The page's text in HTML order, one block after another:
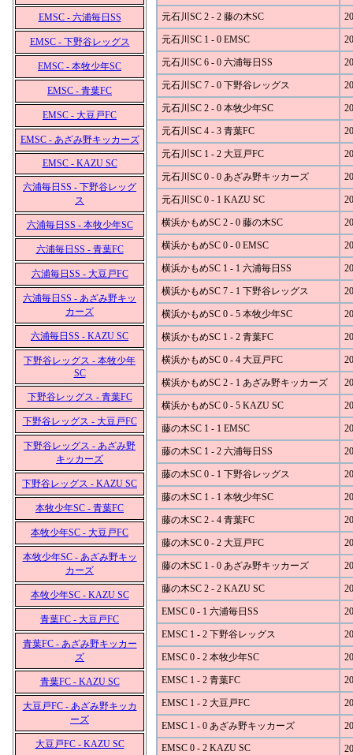
EMSC - 六浦毎日SS
EMSC - 下野谷レッグス
EMSC - 本牧少年SC
EMSC - 青葉FC
EMSC - 大豆戸FC
EMSC - あざみ野キッカーズ
EMSC - KAZU SC
六浦毎日SS - 下野谷レッグ
ス
六浦毎日SS - 本牧少年SC
六浦毎日SS - 青葉FC
六浦毎日SS - 大豆戸FC
六浦毎日SS - あざみ野キッ
カーズ
六浦毎日SS - KAZU SC
下野谷レッグス - 本牧少年
SC
下野谷レッグス - 青葉FC
下野谷レッグス - 大豆戸FC
下野谷レッグス - あざみ野
キッカーズ
下野谷レッグス - KAZU SC
本牧少年SC - 青葉FC
本牧少年SC - 大豆戸FC
本牧少年SC - あざみ野キッ
カーズ
本牧少年SC - KAZU SC
青葉FC - 大豆戸FC
青葉FC - あざみ野キッカー
ズ
青葉FC - KAZU SC
大豆戸FC - あざみ野キッカ
ーズ
大豆戸FC - KAZU SC
元石川SC 2 - 2 藤の木SC
元石川SC 1 - 0 EMSC
元石川SC 6 - 0 六浦毎日SS
元石川SC 7 - 0 下野谷レッグス
元石川SC 2 - 0 本牧少年SC
元石川SC 4 - 3 青葉FC
元石川SC 1 - 2 大豆戸FC
元石川SC 0 - 0 あざみ野キッカーズ
元石川SC 0 - 1 KAZU SC
横浜かもめSC 2 - 0 藤の木SC
横浜かもめSC 0 - 0 EMSC
横浜かもめSC 1 - 1 六浦毎日SS
横浜かもめSC 7 - 1 下野谷レッグス
横浜かもめSC 0 - 5 本牧少年SC
横浜かもめSC 1 - 2 青葉FC
横浜かもめSC 0 - 4 大豆戸FC
横浜かもめSC 2 - 1 あざみ野キッカーズ
横浜かもめSC 0 - 5 KAZU SC
藤の木SC 1 - 1 EMSC
藤の木SC 1 - 2 六浦毎日SS
藤の木SC 0 - 1 下野谷レッグス
藤の木SC 1 - 1 本牧少年SC
藤の木SC 2 - 4 青葉FC
藤の木SC 0 - 2 大豆戸FC
藤の木SC 1 - 0 あざみ野キッカーズ
藤の木SC 2 - 2 KAZU SC
EMSC 0 - 1 六浦毎日SS
EMSC 1 - 2 下野谷レッグス
EMSC 0 - 2 本牧少年SC
EMSC 1 - 2 青葉FC
EMSC 1 - 2 大豆戸FC
EMSC 1 - 0 あざみ野キッカーズ
EMSC 0 - 2 KAZU SC